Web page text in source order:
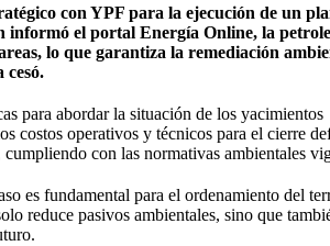
con YPF para la ejecución de un
informó el portal Energía Online, la
lo que garantiza la remediación
cesó.
para abordar la situación de los yacimientos
costos operativos y técnicos para el cierre
con las normativas ambientales
es fundamental para el ordenamiento del
reduce pasivos ambientales, sino que